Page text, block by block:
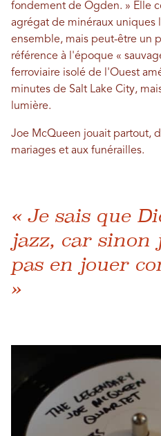
fondement de Ogden. » Elle
agrégat de minéraux uniques
ensemble, mais peut-être un
référence à l'époque «
ferroviaire isolé de l'Ouest
minutes de Salt Lake City,
lumière.
Joe McQueen jouait partout,
mariages et aux funérailles.
« Je sais que
jazz, car sinon
pas en jouer
»